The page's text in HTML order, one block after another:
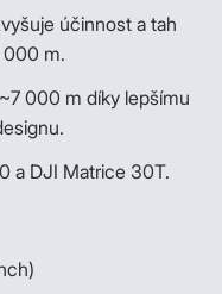
účinnost a tah
000 m.
000 m díky lepšímu
a DJI Matrice 30T.